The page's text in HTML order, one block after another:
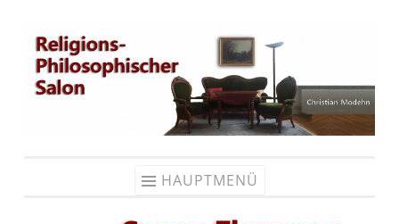
Zum
Inhalt
springen
HAUPTMENÜ